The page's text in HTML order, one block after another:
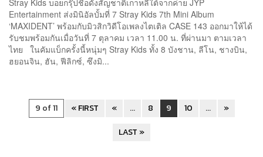
Entertainment ส่งมินิอัลบั้มที่ 7 Stray Kids 7th Mini Album
‘MAXIDENT’ พร้อมกับมิวสิกวิดีโอเพลงไตเติล CASE 143 ออกมาให้ได้
รับชมพร้อมกันเมื่อวันที่ 7 ตุลาคม เวลา 11.00 น. ที่ผ่านมา ตามเวลา
ไทย ในคัมแบ็กครั้งนี้หนุ่มๆ Stray Kids ทั้ง 8 บังชาน, ลีโน, ชางบิน,
ฮยอนจิน, ฮัน, ฟีลิกซ์, ซึงมิ...
9 of 11 « FIRST « ... 8 9 10 ...
»
LAST »